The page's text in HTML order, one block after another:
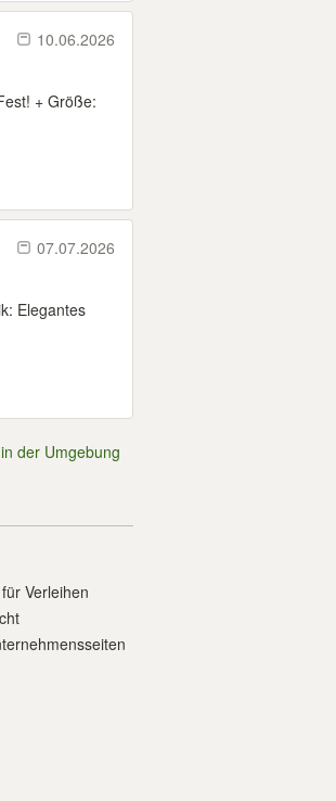
10.06.2026
+ Größe:
07.07.2026
Elegantes
der Umgebung
Verleihen